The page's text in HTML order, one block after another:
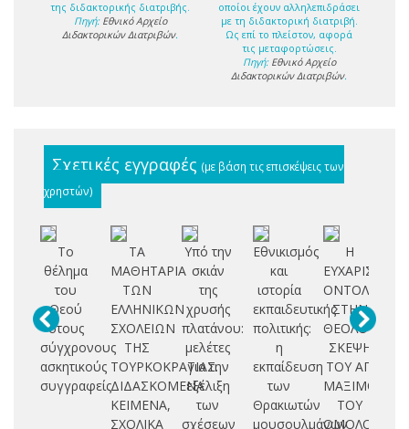
της διδακτορικής διατριβής.
Πηγή: Εθνικό Αρχείο
Διδακτορικών Διατριβών.
οποίοι έχουν αλληλεπιδράσει
με τη διδακτορική διατριβή.
Ως επί το πλείστον, αφορά
τις μεταφορτώσεις.
Πηγή: Εθνικό Αρχείο
Διδακτορικών Διατριβών.
Σχετικές εγγραφές (με βάση τις επισκέψεις των
χρηστών)
Το
θέλημα
του
Θεού
στους
σύγχρονους
ασκητικούς
συγγραφείς
ΤΑ
ΜΑΘΗΤΑΡΙΑ
ΤΩΝ
ΕΛΛΗΝΙΚΩΝ
ΣΧΟΛΕΙΩΝ
ΤΗΣ
ΤΟΥΡΚΟΚΡΑΤΙΑΣ.
ΔΙΔΑΣΚΟΜΕΝΑ
ΚΕΙΜΕΝΑ,
ΣΧΟΛΙΚΑ
Υπό την
σκιάν
της
χρυσής
πλατάνου:
μελέτες
για την
εξέλιξη
των
σχέσεων
Εθνικισμός
και
ιστορία
εκπαιδευτικής
πολιτικής:
η
εκπαίδευση
των
Θρακιωτών
μουσουλμάνων
Η
ΟΝΤΟΛΟΓΙΑ
ΣΤΗΝ
ΘΕΟΛΟΓΙΚΗ
ΣΚΕΨΗ
ΤΟΥ ΑΓ.
ΜΑΞΙΜΟΥ
ΤΟΥ
ΟΜΟΛΟΓΗΤΗ